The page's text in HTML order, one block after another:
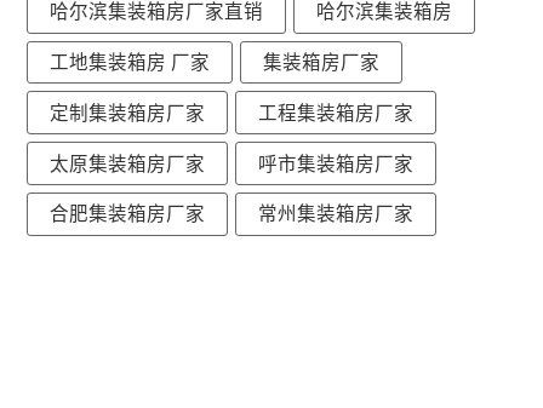
哈尔滨集装箱房厂家直销 哈尔滨集装箱房
工地集装箱房 厂家 集装箱房厂家
定制集装箱房厂家 工程集装箱房厂家
太原集装箱房厂家 呼市集装箱房厂家
合肥集装箱房厂家 常州集装箱房厂家